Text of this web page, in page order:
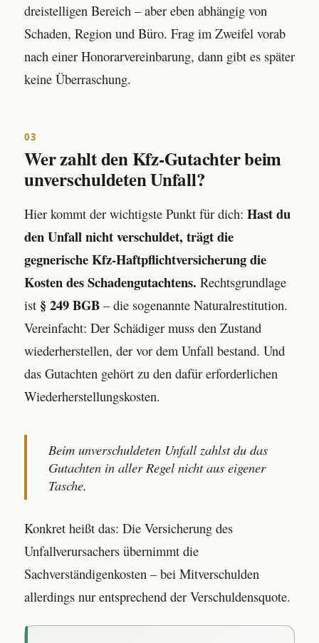
dreistelligen Bereich – aber eben abhängig von
Schaden, Region und Büro. Frag im Zweifel vorab
nach einer Honorarvereinbarung, dann gibt es später
keine Überraschung.
03
Wer zahlt den Kfz-Gutachter beim
unverschuldeten Unfall?
Hier kommt der wichtigste Punkt für dich: Hast du
den Unfall nicht verschuldet, trägt die
gegnerische Kfz-Haftpflichtversicherung die
Kosten des Schadengutachtens. Rechtsgrundlage
ist § 249 BGB – die sogenannte Naturalrestitution.
Vereinfacht: Der Schädiger muss den Zustand
wiederherstellen, der vor dem Unfall bestand. Und
das Gutachten gehört zu den dafür erforderlichen
Wiederherstellungskosten.
Beim unverschuldeten Unfall zahlst du das
Gutachten in aller Regel nicht aus eigener
Tasche.
Konkret heißt das: Die Versicherung des
Unfallverursachers übernimmt die
Sachverständigenkosten – bei Mitverschulden
allerdings nur entsprechend der Verschuldensquote.